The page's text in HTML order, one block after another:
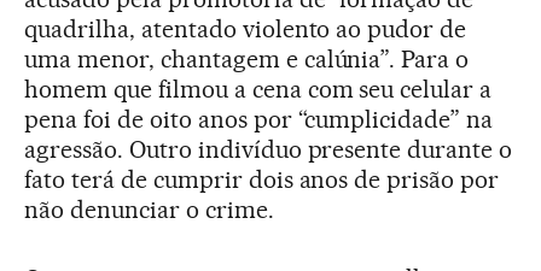
quadrilha, atentado violento ao pudor de
uma menor, chantagem e calúnia”. Para o
homem que filmou a cena com seu celular a
pena foi de oito anos por “cumplicidade” na
agressão. Outro indivíduo presente durante o
fato terá de cumprir dois anos de prisão por
não denunciar o crime.